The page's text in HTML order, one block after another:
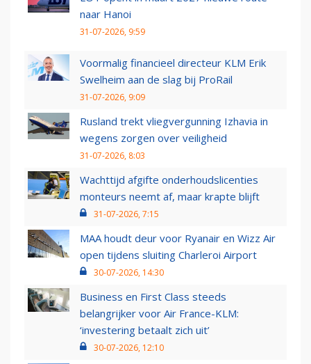
naar Hanoi
31-07-2026, 9:59
Voormalig financieel directeur KLM Erik
Swelheim aan de slag bij ProRail
31-07-2026, 9:09
Rusland trekt vliegvergunning Izhavia in
wegens zorgen over veiligheid
31-07-2026, 8:03
Wachttijd afgifte onderhoudslicenties
monteurs neemt af, maar krapte blijft
31-07-2026, 7:15
MAA houdt deur voor Ryanair en Wizz Air
open tijdens sluiting Charleroi Airport
30-07-2026, 14:30
Business en First Class steeds
belangrijker voor Air France-KLM:
‘investering betaalt zich uit’
30-07-2026, 12:10